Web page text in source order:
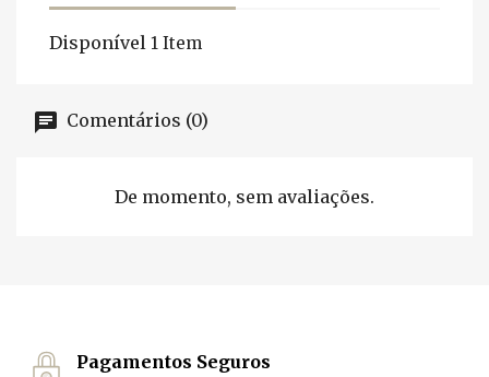
Disponível 1 Item
Comentários (0)
De momento, sem avaliações.
Pagamentos Seguros